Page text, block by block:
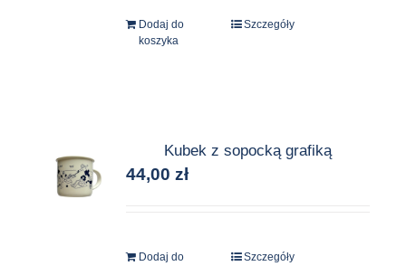
Dodaj do
koszyka
Szczegóły
Kubek z sopocką grafiką
44,00zł
Dodaj do
Szczegóły